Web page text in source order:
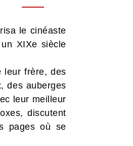
le cinéaste
XIXe siècle
leur frère, des
des auberges
leur meilleur
discutent
pages où se